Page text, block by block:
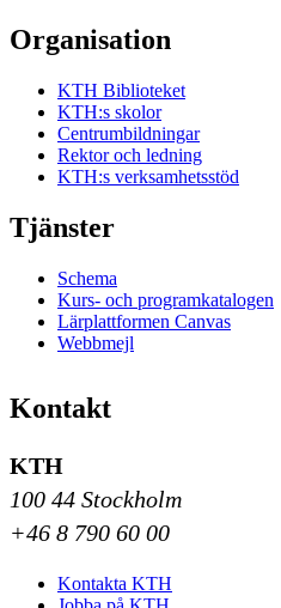
Organisation
KTH Biblioteket
KTH:s skolor
Centrumbildningar
Rektor och ledning
KTH:s verksamhetsstöd
Tjänster
Schema
Kurs- och programkatalogen
Lärplattformen Canvas
Webbmejl
Kontakt
KTH
100 44 Stockholm
+46 8 790 60 00
Kontakta KTH